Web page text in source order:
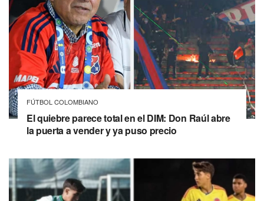
FÚTBOL COLOMBIANO
El quiebre parece total en el DIM: Don Raúl abre
la puerta a vender y ya puso precio